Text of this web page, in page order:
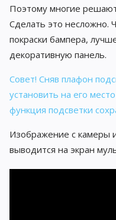
Поэтому многие
Сделать это несложно.
покраски бампера,
декоративную панель.
Совет! Сняв плафон
установить на его
функция подсветки
Изображение с камеры
выводится на экран